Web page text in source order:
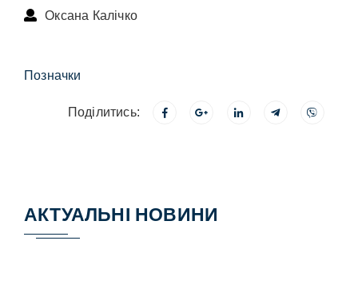
Оксана Калічко
Позначки
Поділитись:
АКТУАЛЬНІ НОВИНИ